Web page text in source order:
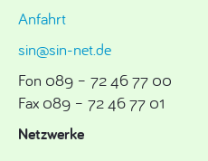
Anfahrt
sin@sin-net.de
Fon 089 – 72 46 77 00
Fax 089 – 72 46 77 01
Netzwerke